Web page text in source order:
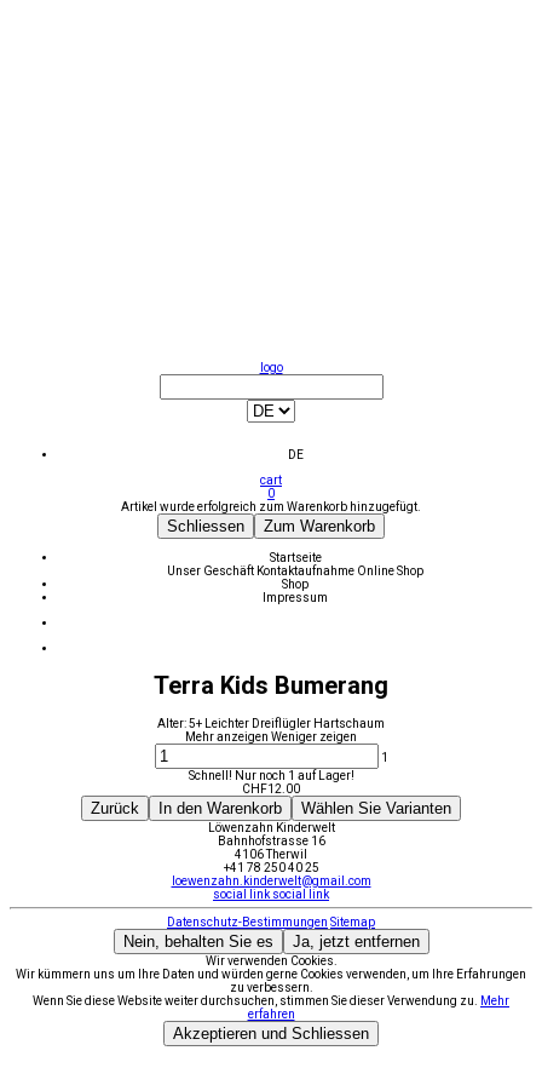
logo
DE
cart
0
Artikel wurde erfolgreich zum Warenkorb hinzugefügt.
Schliessen Zum Warenkorb
Startseite
Unser Geschäft Kontaktaufnahme Online Shop
Shop
Impressum
Terra Kids Bumerang
Alter: 5+ Leichter Dreiflügler Hartschaum
Mehr anzeigen Weniger zeigen
1
Schnell! Nur noch 1 auf Lager!
CHF12.00
Zurück In den Warenkorb Wählen Sie Varianten
Löwenzahn Kinderwelt
Bahnhofstrasse 16
4106 Therwil
+41 78 250 40 25
loewenzahn.kinderwelt@gmail.com
social link social link
Datenschutz-Bestimmungen Sitemap
Nein, behalten Sie es Ja, jetzt entfernen
Wir verwenden Cookies.
Wir kümmern uns um Ihre Daten und würden gerne Cookies verwenden, um Ihre Erfahrungen
zu verbessern.
Wenn Sie diese Website weiter durchsuchen, stimmen Sie dieser Verwendung zu.
Mehr
erfahren
Akzeptieren und Schliessen